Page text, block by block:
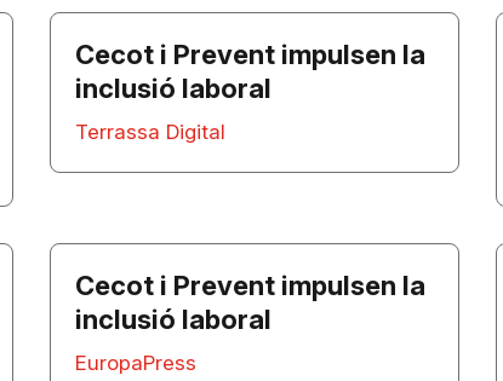
Cecot i Prevent impulsen la
inclusió laboral
Terrassa Digital
Cecot i Prevent impulsen la
inclusió laboral
EuropaPress